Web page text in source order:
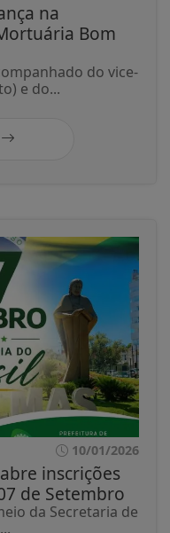
na
Bom
do vice-
e do...
10/01/2026
inscrições
de Setembro
da Secretaria de